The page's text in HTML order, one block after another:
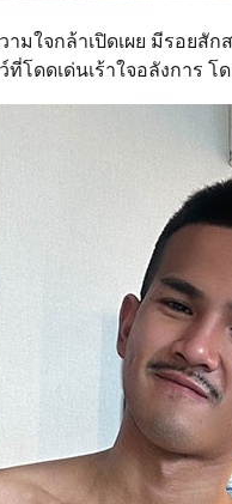
ใจกล้าเปิดเผย มีรอยสั
โดดเด่นเร้าใจอลังการ